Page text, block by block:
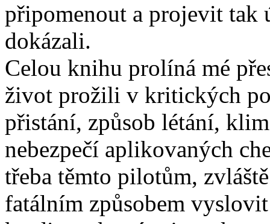
připomenout a projevit tak
dokázali.
Celou knihu prolíná mé
život prožili v kritických
přistání, způsob létání,
nebezpečí aplikovaných
třeba těmto pilotům,
fatálním způsobem